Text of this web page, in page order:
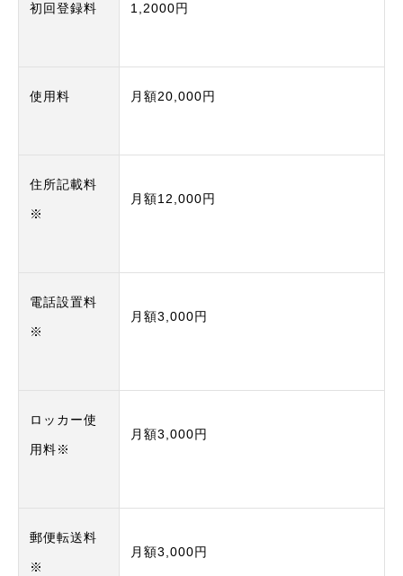
初回登録料 1,2000円
使用料 月額20,000円
住所記載料
※
月額12,000円
電話設置料
※
月額3,000円
ロッカー使
用料※
月額3,000円
郵便転送料
※
月額3,000円